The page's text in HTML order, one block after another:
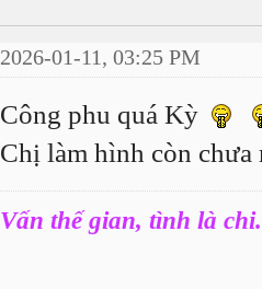
2026-01-11, 03:25 PM
Công phu quá Kỳ
Chị làm hình còn
Vấn thế gian, tình là